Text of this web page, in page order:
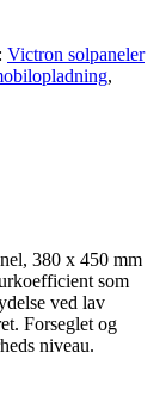
Victron solpaneler
,
380 x 450 mm
som
ved lav
Forseglet og
niveau.